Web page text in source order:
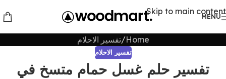
Skip to main content
MENU
Home تفسير الاحلام
تفسير الاحلام
تفسير حلم غسل حمام متسخ في